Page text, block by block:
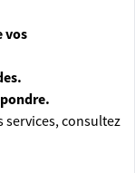
vos
consultez